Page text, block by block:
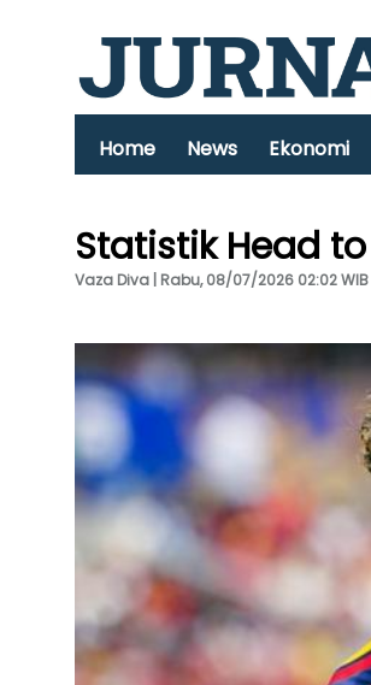
Home News Ekonomi
Statistik Head
Vaza Diva | Rabu, 08/07/2026 02:02 WIB